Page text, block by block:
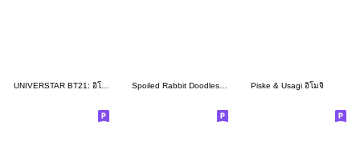
Piske & Usagi อิโมจิ